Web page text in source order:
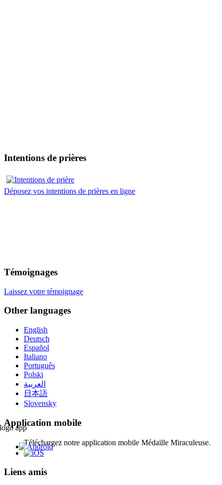
Intentions de prières
Déposez vos intentions de prières en ligne
Témoignages
Laissez votre témoignage
Other languages
English
Deutsch
Español
Italiano
Português
Polski
العربية
日本語
Slovensky
Application mobile
Téléchargez notre application mobile Médaille Miraculeuse.
Liens amis